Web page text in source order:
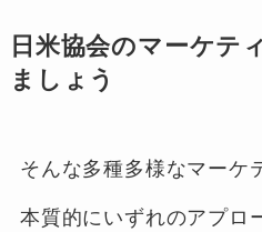
日米協会のマーケテ
ましょう
そんな多種多様なマーケ
本質的にいずれのアプロ